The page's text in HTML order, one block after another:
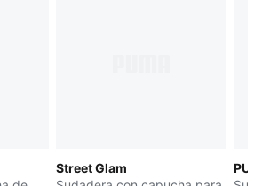
Street Glam